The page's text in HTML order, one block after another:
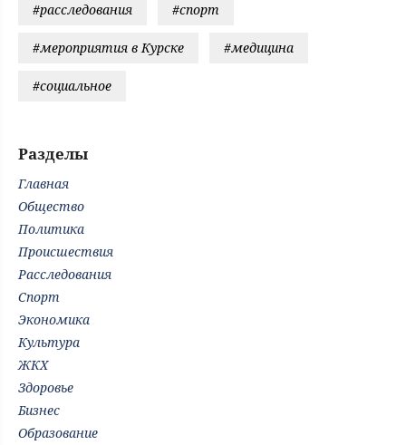
#расследования #спорт
#мероприятия в Курске #медицина
#социальное
Разделы
Главная
Общество
Политика
Происшествия
Расследования
Спорт
Экономика
Культура
ЖКХ
Здоровье
Бизнес
Образование